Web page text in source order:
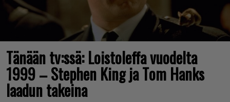
Tänään tv:ssä: Loistoleffa vuodelta
1999 – Stephen King ja Tom Hanks
laadun takeina